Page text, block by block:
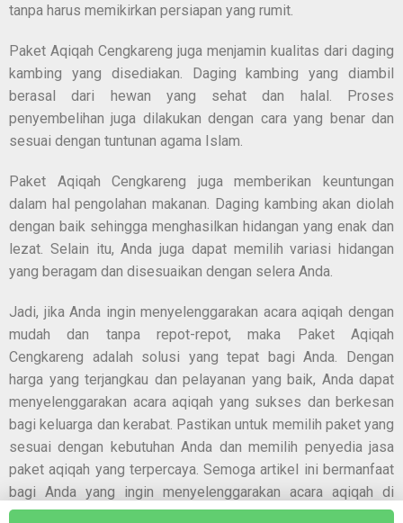
tanpa harus memikirkan persiapan yang rumit.
Paket Aqiqah Cengkareng juga menjamin kualitas dari daging
kambing yang disediakan. Daging kambing yang diambil
berasal dari hewan yang sehat dan halal. Proses
penyembelihan juga dilakukan dengan cara yang benar dan
sesuai dengan tuntunan agama Islam.
Paket Aqiqah Cengkareng juga memberikan keuntungan
dalam hal pengolahan makanan. Daging kambing akan diolah
dengan baik sehingga menghasilkan hidangan yang enak dan
lezat. Selain itu, Anda juga dapat memilih variasi hidangan
yang beragam dan disesuaikan dengan selera Anda.
Jadi, jika Anda ingin menyelenggarakan acara aqiqah dengan
mudah dan tanpa repot-repot, maka Paket Aqiqah
Cengkareng adalah solusi yang tepat bagi Anda. Dengan
harga yang terjangkau dan pelayanan yang baik, Anda dapat
menyelenggarakan acara aqiqah yang sukses dan berkesan
bagi keluarga dan kerabat. Pastikan untuk memilih paket yang
sesuai dengan kebutuhan Anda dan memilih penyedia jasa
paket aqiqah yang terpercaya. Semoga artikel ini bermanfaat
bagi Anda yang ingin menyelenggarakan acara aqiqah di
daerah Cengkareng.